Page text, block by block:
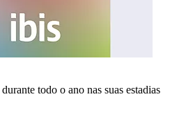
durante todo o ano nas suas estadias